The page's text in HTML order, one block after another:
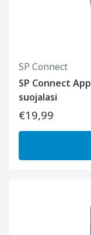
SP Connect
SP Connect
suojalasi
€19,99